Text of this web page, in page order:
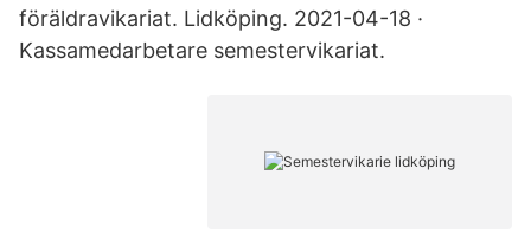
föräldravikariat. Lidköping. 2021-04-18 ·
Kassamedarbetare semestervikariat.